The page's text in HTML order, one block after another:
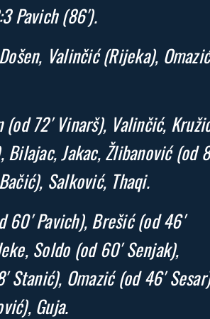
Pavich (86′).
Valinčić (Rijeka),
72′ Vinarš), Valinčić,
Bilajac, Jakac, Žlibanović (od
Salković, Thaqi.
60′ Pavich), Brešić (od 46′
Soldo (od 60′ Senjak),
Stanić), Omazić (od 46′
Guja.